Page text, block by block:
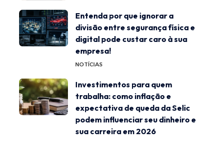
Entenda por que ignorar a
divisão entre segurança física e
digital pode custar caro à sua
empresa!
NOTÍCIAS
Investimentos para quem
trabalha: como inflação e
expectativa de queda da Selic
podem influenciar seu dinheiro e
sua carreira em 2026